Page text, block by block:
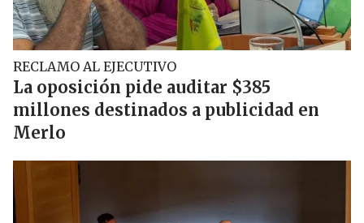
RECLAMO AL EJECUTIVO
La oposición pide auditar $385
millones destinados a publicidad en
Merlo